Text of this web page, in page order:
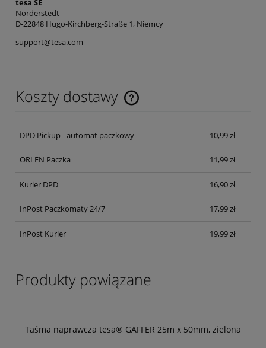
tesa SE
Norderstedt
D-22848 Hugo-Kirchberg-Straße 1, Niemcy
support@tesa.com
Koszty dostawy
Cena nie zawiera ewentualnych kosztów płatności
DPD Pickup - automat paczkowy 10,99 zł
ORLEN Paczka 11,99 zł
Kurier DPD 16,90 zł
InPost Paczkomaty 24/7 17,99 zł
InPost Kurier 19,99 zł
Produkty powiązane
Taśma naprawcza tesa® GAFFER 25m x 50mm, zielona